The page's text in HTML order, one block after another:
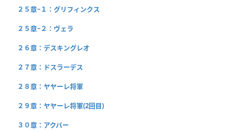
２５章−１：グリフィンクス
２５章−２：ヴェラ
２６章：デスキングレオ
２７章：ドスラーデス
２８章：ヤヤーレ将軍
２９章：ヤヤーレ将軍(2回目)
３０章：アクバー